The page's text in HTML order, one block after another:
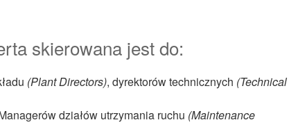
skierowana jest do:
(Plant Directors), dyrektorów technicznych (Technical
działów utrzymania ruchu (Maintenance